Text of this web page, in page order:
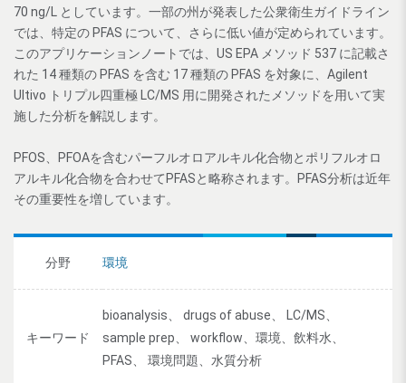
70 ng/L としています。一部の州が発表した公衆衛生ガイドライン
では、特定の PFAS について、さらに低い値が定められています。
このアプリケーションノートでは、US EPA メソッド 537 に記載さ
れた 14 種類の PFAS を含む 17 種類の PFAS を対象に、Agilent
Ultivo トリプル四重極 LC/MS 用に開発されたメソッドを用いて実
施した分析を解説します。
PFOS、PFOAを含むパーフルオロアルキル化合物とポリフルオロ
アルキル化合物を合わせてPFASと略称されます。PFAS分析は近年
その重要性を増しています。
分野 環境
キーワード
bioanalysis、 drugs of abuse、 LC/MS、
sample prep、 workflow、環境、飲料水、
PFAS、 環境問題、水質分析